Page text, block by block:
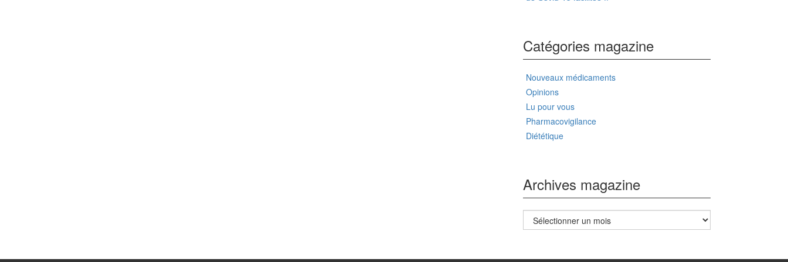
Catégories magazine
Nouveaux médicaments
Opinions
Lu pour vous
Pharmacovigilance
Diététique
Archives magazine
Archives
magazine